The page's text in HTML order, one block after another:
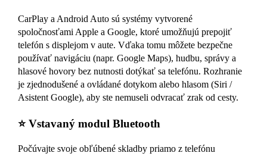
CarPlay a Android Auto sú systémy vytvorené
spoločnosťami Apple a Google, ktoré umožňujú prepojiť
telefón s displejom v aute. Vďaka tomu môžete bezpečne
používať navigáciu (napr. Google Maps), hudbu, správy a
hlasové hovory bez nutnosti dotýkať sa telefónu. Rozhranie
je zjednodušené a ovládané dotykom alebo hlasom (Siri /
Asistent Google), aby ste nemuseli odvracať zrak od cesty.
⭐ Vstavaný modul Bluetooth
Počúvajte svoje obľúbené skladby priamo z telefónu